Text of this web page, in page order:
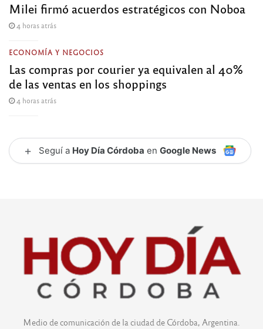
Milei firmó acuerdos estratégicos con Noboa
4 horas atrás
ECONOMÍA Y NEGOCIOS
Las compras por courier ya equivalen al 40%
de las ventas en los shoppings
4 horas atrás
+ Seguí a Hoy Día Córdoba en Google News
Medio de comunicación de la ciudad de Córdoba, Argentina.